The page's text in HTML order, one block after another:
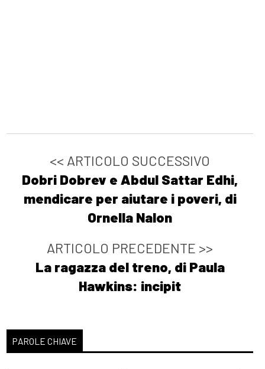
<< ARTICOLO SUCCESSIVO
Dobri Dobrev e Abdul Sattar Edhi,
mendicare per aiutare i poveri, di
Ornella Nalon
ARTICOLO PRECEDENTE >>
La ragazza del treno, di Paula
Hawkins: incipit
PAROLE CHIAVE